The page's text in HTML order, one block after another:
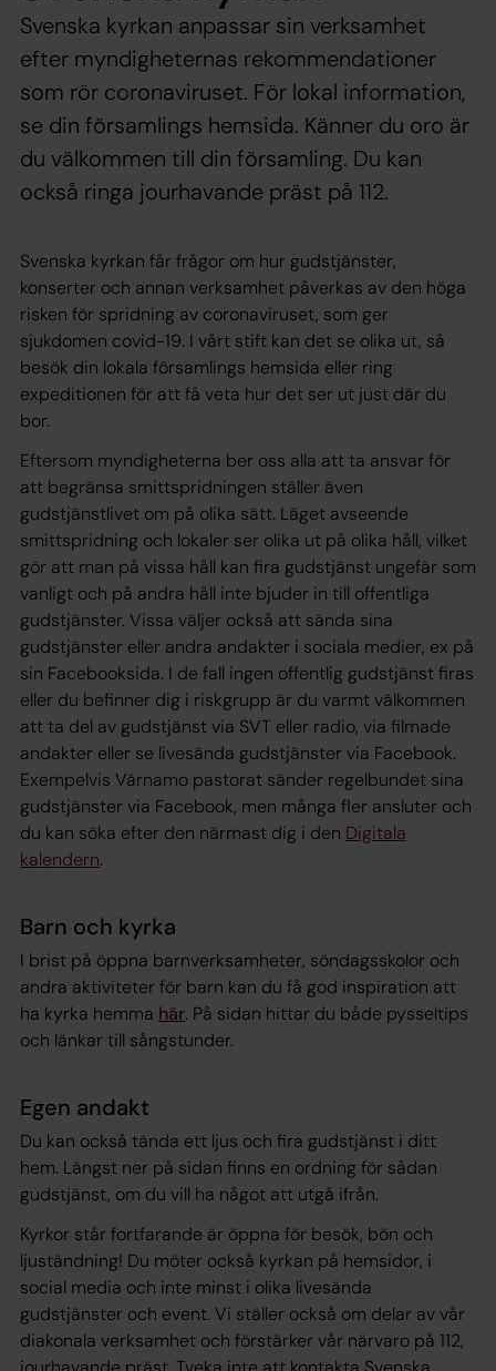
Svenska kyrkan anpassar sin verksamhet
efter myndigheternas rekommendationer
som rör coronaviruset. För lokal information,
se din församlings hemsida. Känner du oro är
du välkommen till din församling. Du kan
också ringa jourhavande präst på 112.
Svenska kyrkan får frågor om hur gudstjänster,
konserter och annan verksamhet påverkas av den höga
risken för spridning av coronaviruset, som ger
sjukdomen covid-19. I vårt stift kan det se olika ut, så
besök din lokala församlings hemsida eller ring
expeditionen för att få veta hur det ser ut just där du
bor.
Eftersom myndigheterna ber oss alla att ta ansvar för
att begränsa smittspridningen ställer även
gudstjänstlivet om på olika sätt. Läget avseende
smittspridning och lokaler ser olika ut på olika håll, vilket
gör att man på vissa håll kan fira gudstjänst ungefär som
vanligt och på andra håll inte bjuder in till offentliga
gudstjänster. Vissa väljer också att sända sina
gudstjänster eller andra andakter i sociala medier, ex på
sin Facebooksida. I de fall ingen offentlig gudstjänst firas
eller du befinner dig i riskgrupp är du varmt välkommen
att ta del av gudstjänst via SVT eller radio, via filmade
andakter eller se livesända gudstjänster via Facebook.
Exempelvis Värnamo pastorat sänder regelbundet sina
gudstjänster via Facebook, men många fler ansluter och
du kan söka efter den närmast dig i den Digitala
kalendern.
Barn och kyrka
I brist på öppna barnverksamheter, söndagsskolor och
andra aktiviteter för barn kan du få god inspiration att
ha kyrka hemma här. På sidan hittar du både pysseltips
och länkar till sångstunder.
Egen andakt
Du kan också tända ett ljus och fira gudstjänst i ditt
hem. Längst ner på sidan finns en ordning för sådan
gudstjänst, om du vill ha något att utgå ifrån.
Kyrkor står fortfarande är öppna för besök, bön och
ljuständning! Du möter också kyrkan på hemsidor, i
social media och inte minst i olika livesända
gudstjänster och event. Vi ställer också om delar av vår
diakonala verksamhet och förstärker vår närvaro på 112,